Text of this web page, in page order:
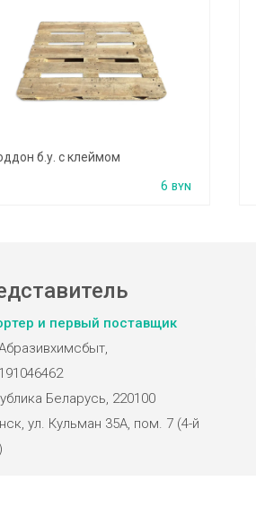
б.у. с клеймом
6 BYN
и первый поставщик
Беларусь, 220100
ул. Кульман 35А, пом. 7 (4-й